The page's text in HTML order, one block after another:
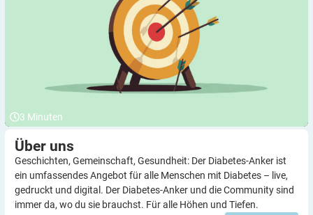
3 Minuten
Über uns
Geschichten, Gemeinschaft, Gesundheit: Der Diabetes-Anker ist
ein umfassendes Angebot für alle Menschen mit Diabetes – live,
gedruckt und digital. Der Diabetes-Anker und die Community sind
immer da, wo du sie brauchst. Für alle Höhen und Tiefen.